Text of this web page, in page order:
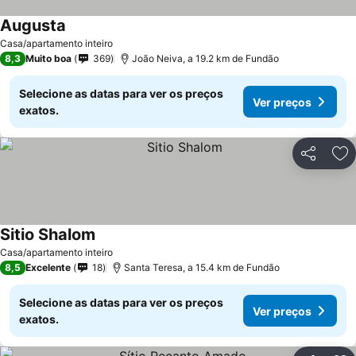
Casa/apartamento inteiro
Augusta
8,3 Muito boa 369 João Neiva, a 19.2 km de Fundão
Selecione as datas para ver os preços
exatos.
Ver preços
Partilhar
Casa/apartamento inteiro
Sitio Shalom
8,5 Excelente 18 Santa Teresa, a 15.4 km de Fundão
Selecione as datas para ver os preços
exatos.
Ver preços